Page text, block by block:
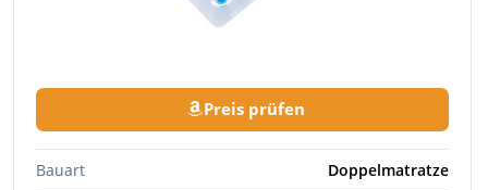
Preis prüfen
Bauart
Doppelmatratze